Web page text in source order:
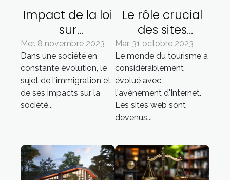
Impact de la loi
sur
l'immigration
sur la société
française
Mer. 8 novembre 2023
Dans une société en
constante évolution, le
sujet de l'immigration et
de ses impacts sur la
société...
Le rôle crucial
des sites
internet dans le
tourisme
guadeloupéen
Mar. 31 octobre 2023
Le monde du tourisme a
considérablement
évolué avec
l'avènement d'Internet.
Les sites web sont
devenus...